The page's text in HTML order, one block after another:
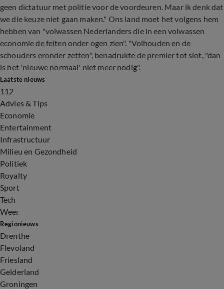
geen dictatuur met politie voor de voordeuren. Maar ik denk dat
we die keuze niet gaan maken." Ons land moet het volgens hem
hebben van "volwassen Nederlanders die in een volwassen
economie de feiten onder ogen zien". "Volhouden en de
schouders eronder zetten", benadrukte de premier tot slot, "dan
is het 'nieuwe normaal' niet meer nodig".
Laatste nieuws
112
Advies & Tips
Economie
Entertainment
Infrastructuur
Milieu en Gezondheid
Politiek
Royalty
Sport
Tech
Weer
Regionieuws
Drenthe
Flevoland
Friesland
Gelderland
Groningen